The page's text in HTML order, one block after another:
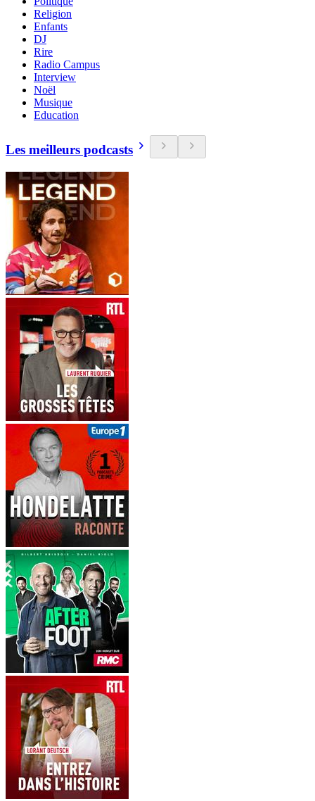
Religion
Enfants
DJ
Rire
Radio Campus
Interview
Noël
Musique
Education
Les meilleurs podcasts